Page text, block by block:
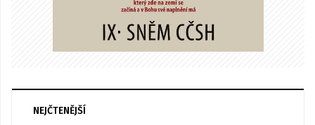
NEJČTENĚJŠÍ